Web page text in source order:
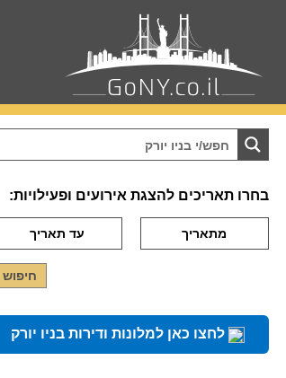
בחרו תאריכים להצגת אירועים ופעילויות:
לחצו כאן למלונות ודירות בניו יורק